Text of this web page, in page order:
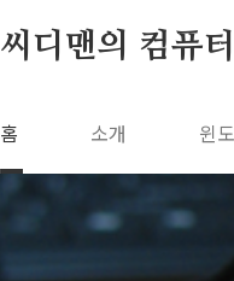
씨디맨의 컴퓨
홈 소개 윈